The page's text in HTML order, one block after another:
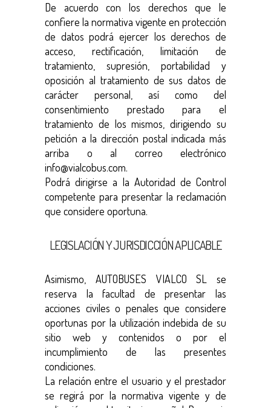
De acuerdo con los derechos que le
confiere la normativa vigente en protección
de datos podrá ejercer los derechos de
acceso, rectificación, limitación de
tratamiento, supresión, portabilidad y
oposición al tratamiento de sus datos de
carácter personal, así como del
consentimiento prestado para el
tratamiento de los mismos, dirigiendo su
petición a la dirección postal indicada más
arriba o al correo electrónico
info@vialcobus.com.
Podrá dirigirse a la Autoridad de Control
competente para presentar la reclamación
que considere oportuna.
LEGISLACIÓN Y JURISDICCIÓN APLICABLE
Asimismo, AUTOBUSES VIALCO SL se
reserva la facultad de presentar las
acciones civiles o penales que considere
oportunas por la utilización indebida de su
sitio web y contenidos o por el
incumplimiento de las presentes
condiciones.
La relación entre el usuario y el prestador
se regirá por la normativa vigente y de